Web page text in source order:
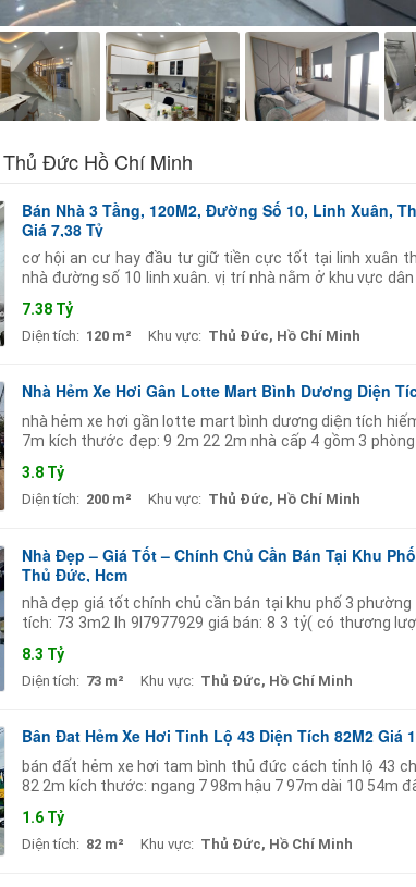
Đức Hồ Chí Minh
Bán Nhà 3 Tầng, 120M2, Đường Số 10, Linh Xuân,
Giá 7,38 Tỷ
cơ hội an cư hay đầu tư giữ tiền cực tốt tại linh xuân
nhà đường số 10 linh xuân. vị trí nhà nằm ở khu vực
7.38 Tỷ
Diện tích: 120 m² Khu vực: Thủ Đức, Hồ Chí Minh
Nhà Hẻm Xe Hơi Gân Lotte Mart Bình Dương Diện
nhà hẻm xe hơi gần lotte mart bình dương diện tích
7m kích thước đẹp: 9 2m 22 2m nhà cấp 4 gồm 3
3.8 Tỷ
Diện tích: 200 m² Khu vực: Thủ Đức, Hồ Chí Minh
Nhà Đẹp – Giá Tốt – Chính Chủ Cần Bán Tại Khu
Thủ Đức, Hcm
nhà đẹp giá tốt chính chủ cần bán tại khu phố 3
tích: 73 3m2 lh 9l7977929 giá bán: 8 3 tỷ( có thương
8.3 Tỷ
Diện tích: 73 m² Khu vực: Thủ Đức, Hồ Chí Minh
Bân Đat Hẻm Xe Hơi Tinh Lộ 43 Diện Tích 82M2 Giá
bán đất hẻm xe hơi tam bình thủ đức cách tỉnh lộ 43
82 2m kích thước: ngang 7 98m hậu 7 97m dài 10 54m
1.6 Tỷ
Diện tích: 82 m² Khu vực: Thủ Đức, Hồ Chí Minh